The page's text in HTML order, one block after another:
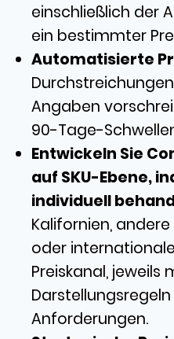
einschließlich der
ein bestimmter
Automatisierte
Angaben
90-Tage-
Entwickeln Sie
auf SKU-Ebene,
individuell
Kalifornien,
oder
Preiskanal, jeweils
Anforderungen.